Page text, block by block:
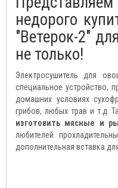
недорого
"Ветерок-2"
не только!
Электросушитель для
специальное устройство,
домашних условиях
грибов, любых трав и т.д.
изготовить мясные и
любителей
дополнительная вставка